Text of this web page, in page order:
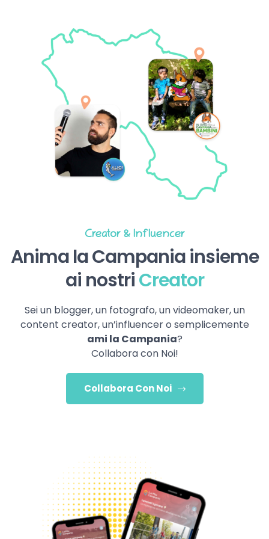
Creator & Influencer
Anima la Campania insieme
ai nostriCreator
Sei un blogger, un fotografo, un videomaker, un
content creator, un’influencer o semplicemente
ami la Campania?
Collabora con Noi!
Collabora Con Noi